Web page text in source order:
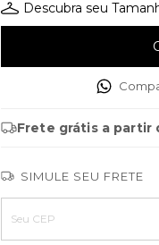
Descubra seu
Frete grátis a partir
SIMULE SEU FRETE
Entregas para o CEP: